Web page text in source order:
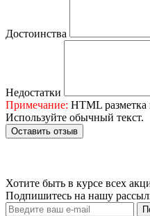
Достоинства
Недостатки
Примечание: HTML разметка
Используйте обычный текст.
Оставить отзыв
Хотите быть в курсе всех
Подпишитесь на нашу